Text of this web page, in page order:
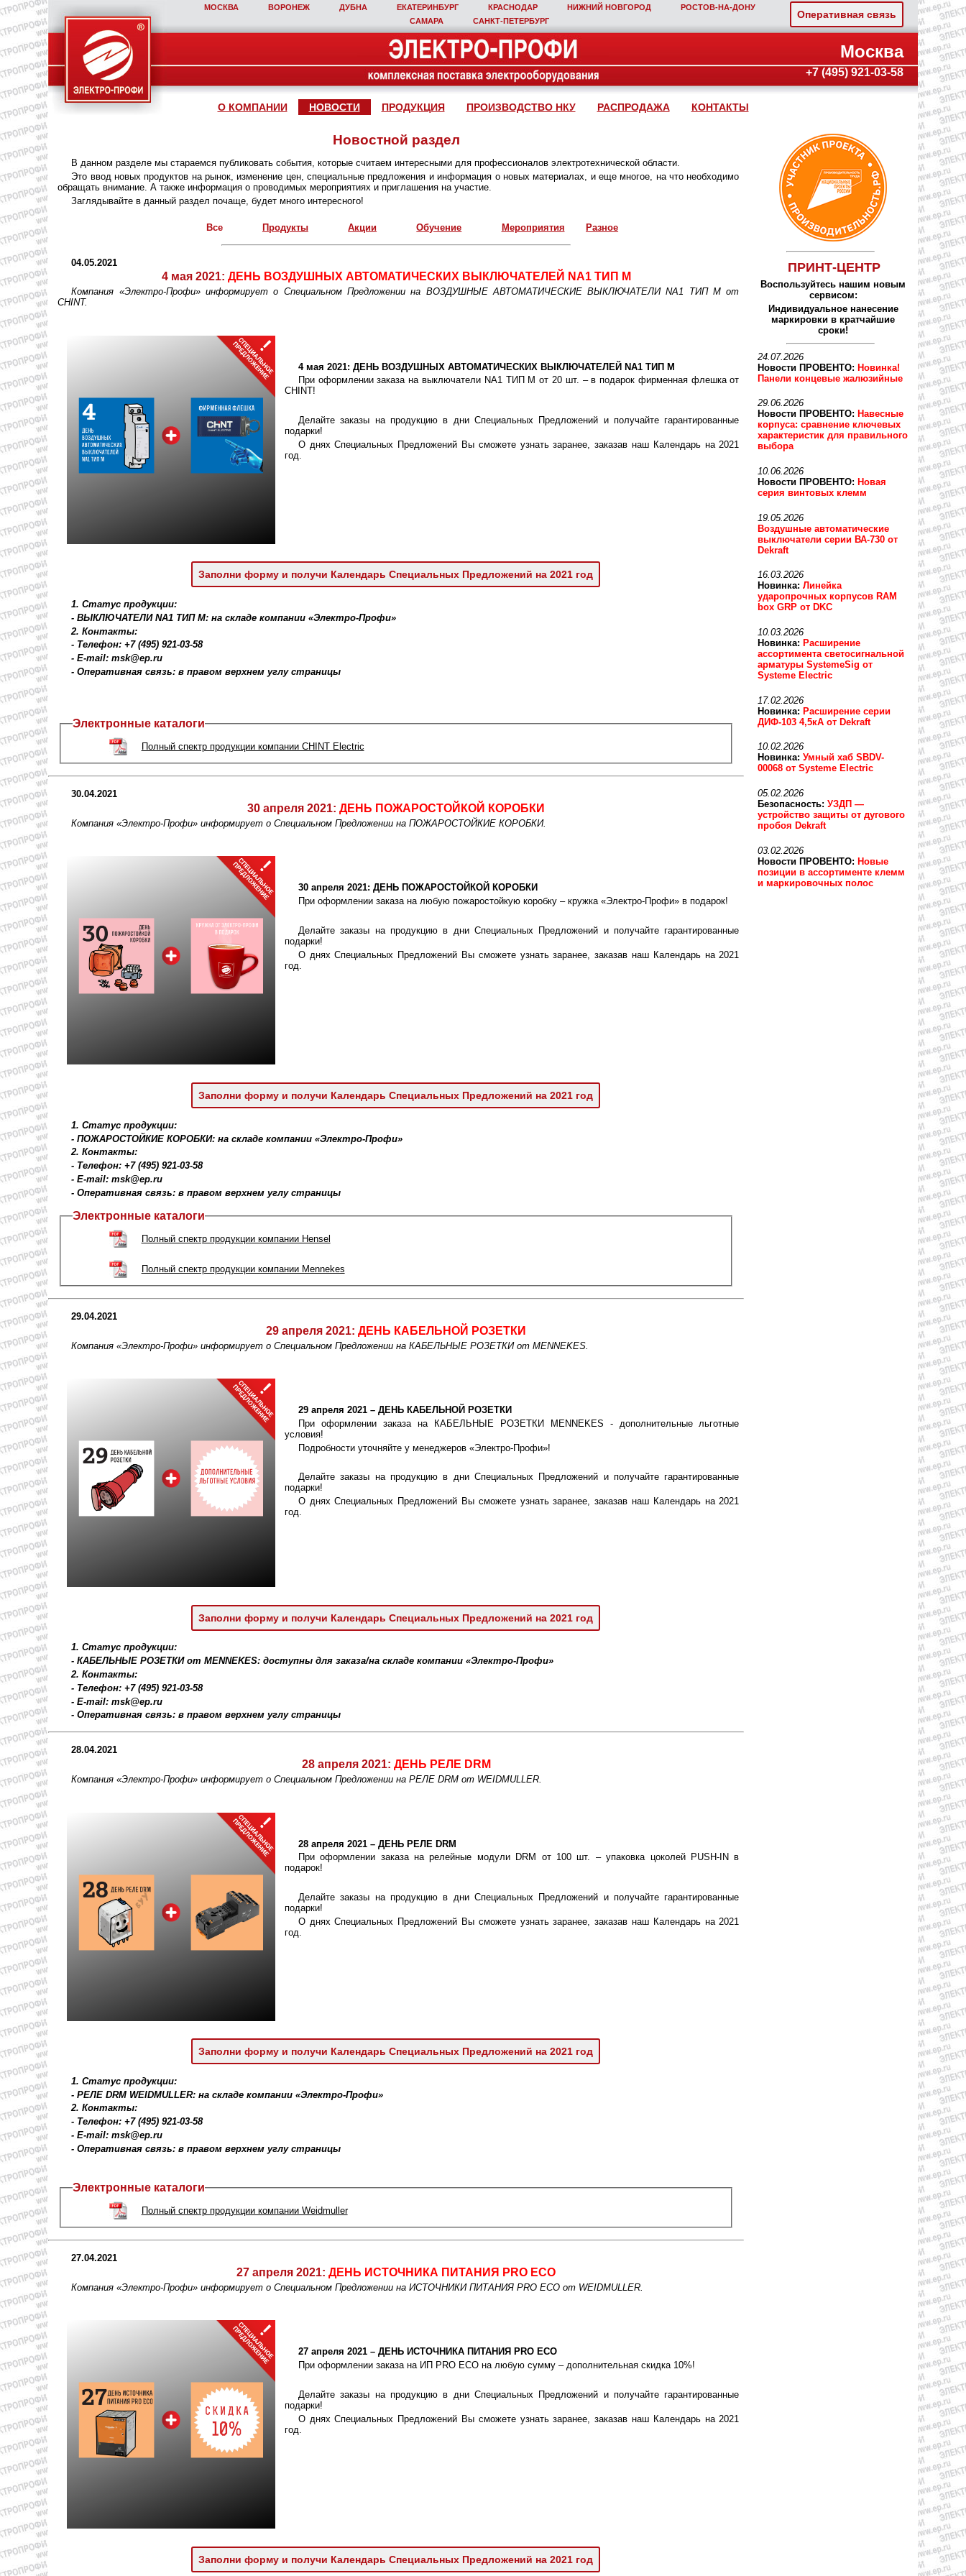
МОСКВА ВОРОНЕЖ ДУБНА ЕКАТЕРИНБУРГ КРАСНОДАР НИЖНИЙ НОВГОРОД
РОСТОВ‑НА‑ДОНУ
САМАРА
САНКТ‑ПЕТЕРБУРГ
Оперативная связь
Москва
+7 (495) 921-03-58
О КОМПАНИИ НОВОСТИ ПРОДУКЦИЯ ПРОИЗВОДСТВО НКУ РАСПРОДАЖА КОНТАКТЫ
Новостной раздел
В данном разделе мы стараемся публиковать события, которые считаем интересными для профессионалов электротехнической области.
Это ввод новых продуктов на рынок, изменение цен, специальные предложения и информация о новых материалах, и еще многое, на что необходимо
обращать внимание. А также информация о проводимых мероприятиях и приглашения на участие.
Заглядывайте в данный раздел почаще, будет много интересного!
Все Продукты Акции Обучение Мероприятия Разное
04.05.2021
4 мая 2021: ДЕНЬ ВОЗДУШНЫХ АВТОМАТИЧЕСКИХ ВЫКЛЮЧАТЕЛЕЙ NA1 ТИП М
Компания «Электро-Профи» информирует о Специальном Предложении на ВОЗДУШНЫЕ АВТОМАТИЧЕСКИЕ ВЫКЛЮЧАТЕЛИ NA1 ТИП М от
CHINT.
4 мая 2021: ДЕНЬ ВОЗДУШНЫХ АВТОМАТИЧЕСКИХ ВЫКЛЮЧАТЕЛЕЙ NA1 ТИП М
При оформлении заказа на выключатели NA1 ТИП М от 20 шт. – в подарок фирменная флешка от
CHINT!
Делайте заказы на продукцию в дни Специальных Предложений и получайте гарантированные
подарки!
О днях Специальных Предложений Вы сможете узнать заранее, заказав наш Календарь на 2021
год.
Заполни форму и получи Календарь Специальных Предложений на 2021 год
1. Статус продукции:
- ВЫКЛЮЧАТЕЛИ NA1 ТИП М: на складе компании «Электро-Профи»
2. Контакты:
- Телефон: +7 (495) 921-03-58
- E-mail: msk@ep.ru
- Оперативная связь: в правом верхнем углу страницы
Электронные каталоги
Полный спектр продукции компании CHINT Electric
30.04.2021
30 апреля 2021: ДЕНЬ ПОЖАРОСТОЙКОЙ КОРОБКИ
Компания «Электро-Профи» информирует о Специальном Предложении на ПОЖАРОСТОЙКИЕ КОРОБКИ.
30 апреля 2021: ДЕНЬ ПОЖАРОСТОЙКОЙ КОРОБКИ
При оформлении заказа на любую пожаростойкую коробку – кружка «Электро-Профи» в подарок!
Делайте заказы на продукцию в дни Специальных Предложений и получайте гарантированные
подарки!
О днях Специальных Предложений Вы сможете узнать заранее, заказав наш Календарь на 2021
год.
Заполни форму и получи Календарь Специальных Предложений на 2021 год
1. Статус продукции:
- ПОЖАРОСТОЙКИЕ КОРОБКИ: на складе компании «Электро-Профи»
2. Контакты:
- Телефон: +7 (495) 921-03-58
- E-mail: msk@ep.ru
- Оперативная связь: в правом верхнем углу страницы
Электронные каталоги
Полный спектр продукции компании Hensel
Полный спектр продукции компании Mennekes
29.04.2021
29 апреля 2021: ДЕНЬ КАБЕЛЬНОЙ РОЗЕТКИ
Компания «Электро-Профи» информирует о Специальном Предложении на КАБЕЛЬНЫЕ РОЗЕТКИ от MENNEKES.
29 апреля 2021 – ДЕНЬ КАБЕЛЬНОЙ РОЗЕТКИ
При оформлении заказа на КАБЕЛЬНЫЕ РОЗЕТКИ MENNEKES - дополнительные льготные
условия!
Подробности уточняйте у менеджеров «Электро-Профи»!
Делайте заказы на продукцию в дни Специальных Предложений и получайте гарантированные
подарки!
О днях Специальных Предложений Вы сможете узнать заранее, заказав наш Календарь на 2021
год.
Заполни форму и получи Календарь Специальных Предложений на 2021 год
1. Статус продукции:
- КАБЕЛЬНЫЕ РОЗЕТКИ от MENNEKES: доступны для заказа/на складе компании «Электро-Профи»
2. Контакты:
- Телефон: +7 (495) 921-03-58
- E-mail: msk@ep.ru
- Оперативная связь: в правом верхнем углу страницы
28.04.2021
28 апреля 2021: ДЕНЬ РЕЛЕ DRM
Компания «Электро-Профи» информирует о Специальном Предложении на РЕЛЕ DRM от WEIDMULLER.
28 апреля 2021 – ДЕНЬ РЕЛЕ DRM
При оформлении заказа на релейные модули DRM от 100 шт. – упаковка цоколей PUSH-IN в
подарок!
Делайте заказы на продукцию в дни Специальных Предложений и получайте гарантированные
подарки!
О днях Специальных Предложений Вы сможете узнать заранее, заказав наш Календарь на 2021
год.
Заполни форму и получи Календарь Специальных Предложений на 2021 год
1. Статус продукции:
- РЕЛЕ DRM WEIDMULLER: на складе компании «Электро-Профи»
2. Контакты:
- Телефон: +7 (495) 921-03-58
- E-mail: msk@ep.ru
- Оперативная связь: в правом верхнем углу страницы
Электронные каталоги
Полный спектр продукции компании Weidmuller
27.04.2021
27 апреля 2021: ДЕНЬ ИСТОЧНИКА ПИТАНИЯ PRO ECO
Компания «Электро-Профи» информирует о Специальном Предложении на ИСТОЧНИКИ ПИТАНИЯ PRO ECO от WEIDMULLER.
27 апреля 2021 – ДЕНЬ ИСТОЧНИКА ПИТАНИЯ PRO ECO
При оформлении заказа на ИП PRO ECO на любую сумму – дополнительная скидка 10%!
Делайте заказы на продукцию в дни Специальных Предложений и получайте гарантированные
подарки!
О днях Специальных Предложений Вы сможете узнать заранее, заказав наш Календарь на 2021
год.
Заполни форму и получи Календарь Специальных Предложений на 2021 год
ПРИНТ-ЦЕНТР
Воспользуйтесь нашим новым
сервисом:
Индивидуальное нанесение
маркировки в кратчайшие
сроки!
24.07.2026
Новости ПРОВЕНТО: Новинка!
Панели концевые жалюзийные
29.06.2026
Новости ПРОВЕНТО: Навесные
корпуса: сравнение ключевых
характеристик для правильного
выбора
10.06.2026
Новости ПРОВЕНТО: Новая
серия винтовых клемм
19.05.2026
Воздушные автоматические
выключатели серии ВА-730 от
Dekraft
16.03.2026
Новинка: Линейка
ударопрочных корпусов RAM
box GRP от DKC
10.03.2026
Новинка: Расширение
ассортимента светосигнальной
арматуры SystemeSig от
Systeme Electric
17.02.2026
Новинка: Расширение серии
ДИФ-103 4,5кА от Dekraft
10.02.2026
Новинка: Умный хаб SBDV-
00068 от Systeme Electric
05.02.2026
Безопасность: УЗДП —
устройство защиты от дугового
пробоя Dekraft
03.02.2026
Новости ПРОВЕНТО: Новые
позиции в ассортименте клемм
и маркировочных полос